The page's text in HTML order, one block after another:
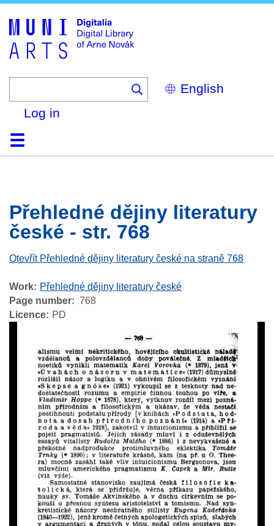
Select
your
Log in
HomeBrowse
Search
About
HelpContactDigitalia
Přehledné dějiny literatury
české - str. 768
Otevřít Přehledné dějiny literatury české na straně 768
Work
Přehledné dějiny literatury české
Page number
768
Licence
PD